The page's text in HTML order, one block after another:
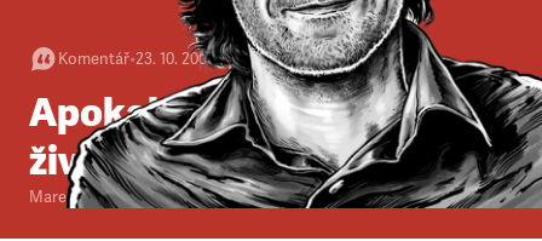
Komentář•23. 10. 2005•4minuty
Apokalypsa, nebo změna
životního stylu
Marek Švehla